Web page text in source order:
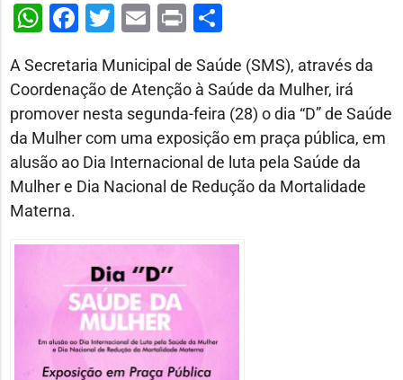
WhatsApp
Facebook
Twitter
Email
PrintShare
A Secretaria Municipal de Saúde (SMS), através da
Coordenação de Atenção à Saúde da Mulher, irá
promover nesta segunda-feira (28) o dia “D” de Saúde
da Mulher com uma exposição em praça pública, em
alusão ao Dia Internacional de luta pela Saúde da
Mulher e Dia Nacional de Redução da Mortalidade
Materna.